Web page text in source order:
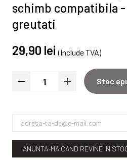
schimb compatibila
greutati
29,90 lei (Include TVA)
Stoc
ANUNTA-MA CAND REVINE IN